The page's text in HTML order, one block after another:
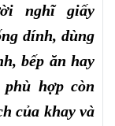
nghĩ giấy
dính, dùng
bếp ăn hay
hợp còn
của khay và